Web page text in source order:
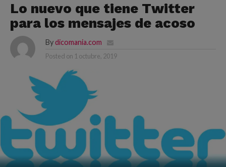
Lo nuevo que tiene Twitter
para los mensajes de acoso
By dicomania.com
Posted on 1 octubre, 2019